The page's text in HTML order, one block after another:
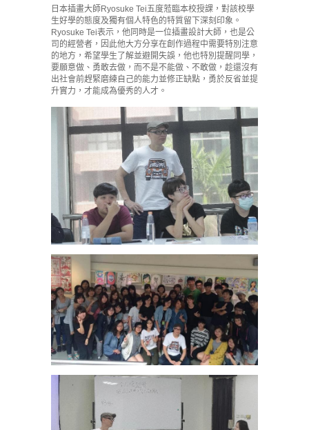
日本插畫大師Ryosuke Tei五度蒞臨本校授課，對該校學
生好學的態度及獨有個人特色的特質留下深刻印象。
Ryosuke Tei表示，他同時是一位插畫設計大師，也是公
司的經營者，因此他大方分享在創作過程中需要特別注意
的地方，希望學生了解並避開失誤，他也特別提醒同學，
要願意做、勇敢去做，而不是不能做、不敢做，趁還沒有
出社會前趕緊磨練自己的能力並修正缺點，勇於反省並提
升實力，才能成為優秀的人才。